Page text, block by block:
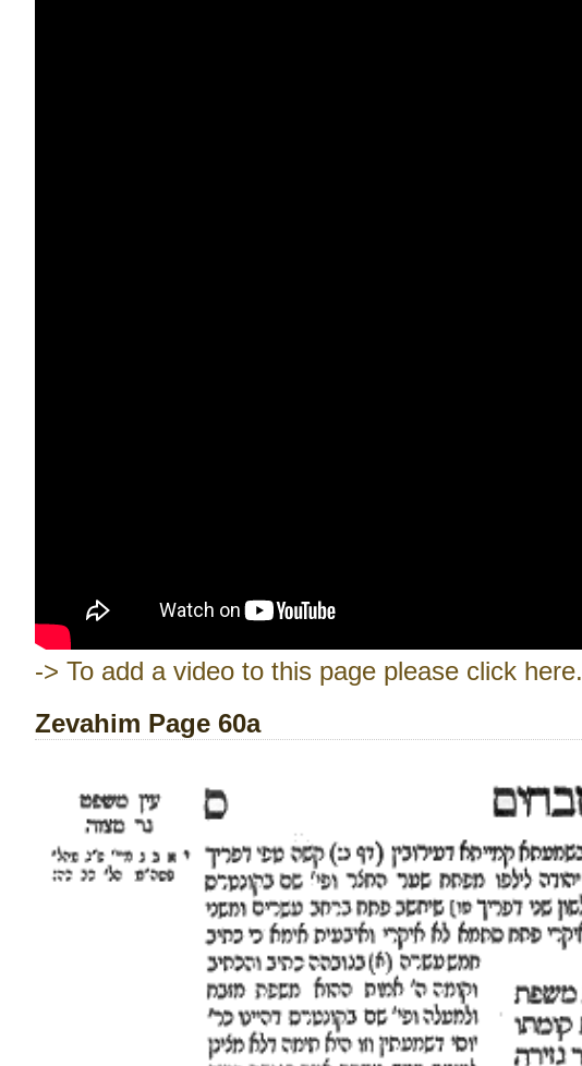
-> To add a video to this page please click here.
Zevahim Page 60a